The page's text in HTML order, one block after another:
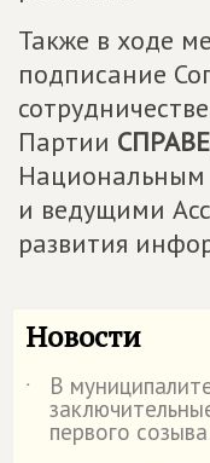
Также в ходе
подписание
Партии
и ведущими
развития
Новости
˙ В
первого созыва